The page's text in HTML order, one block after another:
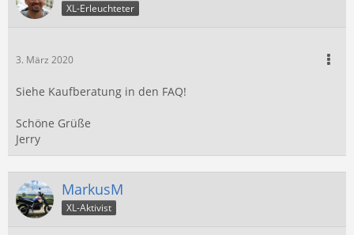
XL-Erleuchteter
3. März 2020
Siehe Kaufberatung in den FAQ!
Schöne Grüße
Jerry
MarkusM
XL-Aktivist